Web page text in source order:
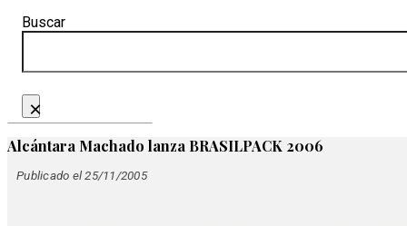
Buscar
×
Alcántara Machado lanza BRASILPACK 2006
Publicado el 25/11/2005